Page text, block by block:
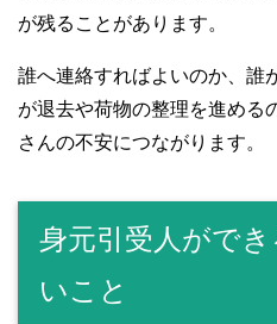
が残ることがあります。
誰へ連絡すればよいのか、誰
が退去や荷物の整理を進める
さんの不安につながります。
身元引受人がで
いこと